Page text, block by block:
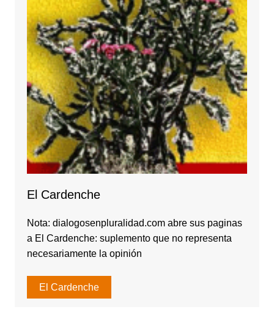
El Cardenche
Nota: dialogosenpluralidad.com abre sus paginas
a El Cardenche: suplemento que no representa
necesariamente la opinión
El Cardenche